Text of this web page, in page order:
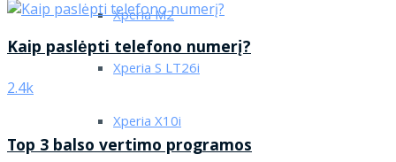
Xperia M2
Xperia S LT26i
Xperia X10i
Kaip paslėpti telefono numerį?
2.4k
Top 3 balso vertimo programos